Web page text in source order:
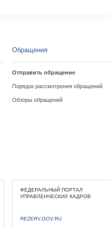
Обращения
Отправить обращение
Порядок рассмотрения обращений
Обзоры обращений
ФЕДЕРАЛЬНЫЙ ПОРТАЛ
УПРАВЛЕНЧЕСКИХ КАДРОВ
REZERV.GOV.RU